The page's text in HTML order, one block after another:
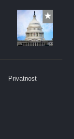
Privatnost